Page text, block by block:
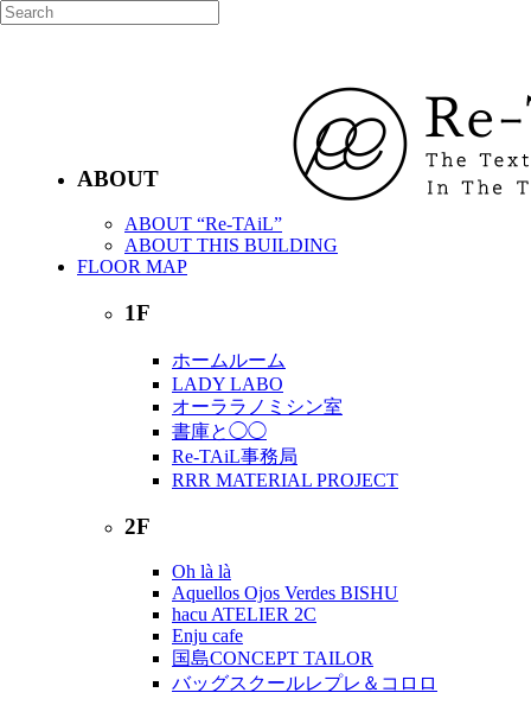
ABOUT
ABOUT “Re-TAiL”
ABOUT THIS BUILDING
FLOOR MAP
1F
ホームルーム
LADY LABO
オーララノミシン室
書庫と◯◯
Re-TAiL事務局
RRR MATERIAL PROJECT
2F
Oh là là
Aquellos Ojos Verdes BISHU
hacu ATELIER 2C
Enju cafe
国島CONCEPT TAILOR
バッグスクールレプレ＆コロロ